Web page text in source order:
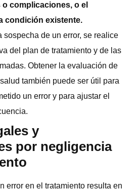
complicaciones, o el
condición existente.
sospecha de un error, se realice
del plan de tratamiento y de las
Obtener la evaluación de
también puede ser útil para
un error y para ajustar el
y
por negligencia
error en el tratamiento resulta en